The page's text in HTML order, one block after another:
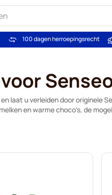
100 dagen herroepingsrecht
laat u verleiden door originele
en warme choco's, de